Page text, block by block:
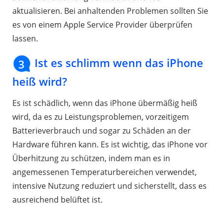
aktualisieren. Bei anhaltenden Problemen sollten Sie
es von einem Apple Service Provider überprüfen
lassen.
3
Ist es schlimm wenn das iPhone
heiß wird?
Es ist schädlich, wenn das iPhone übermäßig heiß
wird, da es zu Leistungsproblemen, vorzeitigem
Batterieverbrauch und sogar zu Schäden an der
Hardware führen kann. Es ist wichtig, das iPhone vor
Überhitzung zu schützen, indem man es in
angemessenen Temperaturbereichen verwendet,
intensive Nutzung reduziert und sicherstellt, dass es
ausreichend belüftet ist.